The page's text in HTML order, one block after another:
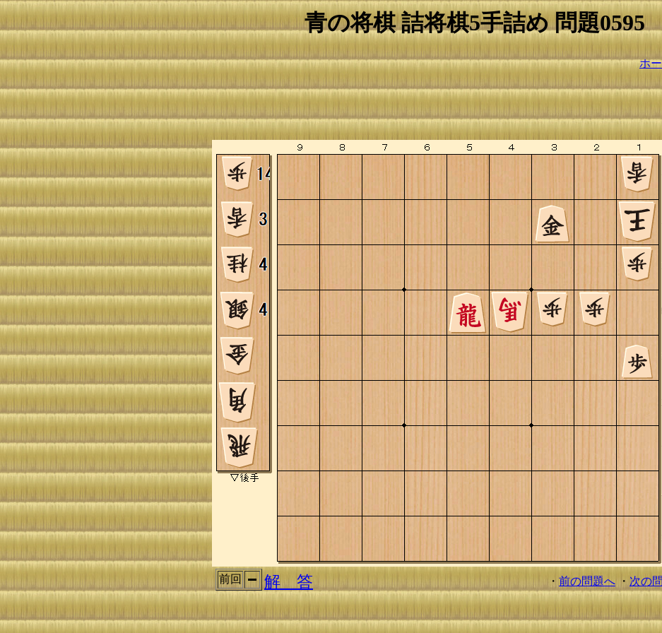
青の将棋 詰将棋5手詰め 問題0595
ホ
前回 解 答 ・ 前の問題へ・次の